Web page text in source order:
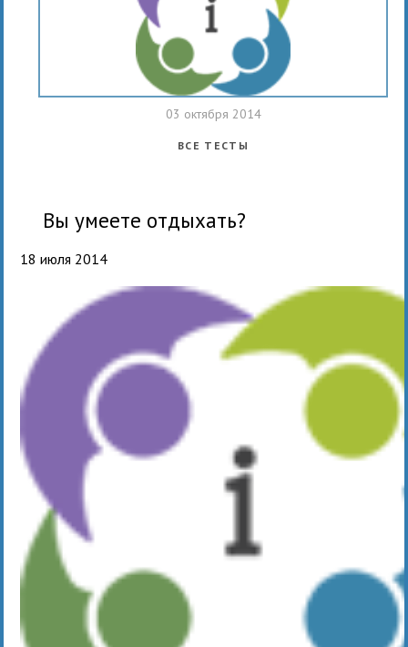
03 октября 2014
ВСЕ ТЕСТЫ
вы умеете отдыхать?
18 июля 2014